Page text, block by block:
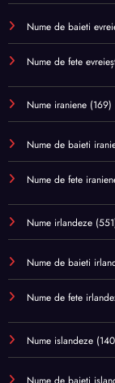
Nume de baieti
Nume de fete
Nume iraniene (169)
Nume de baieti
Nume de fete
Nume irlandeze
Nume de baieti
Nume de fete
Nume islandeze